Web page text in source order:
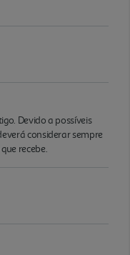
Devido a possíveis
considerar sempre
recebe.